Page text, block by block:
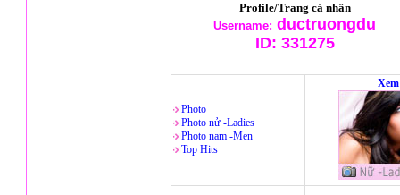
Profile/Trang cá nhân
Username: ductruongdu
ID: 331275
Photo
Photo nử -Ladies
Photo nam -Men
Top Hits